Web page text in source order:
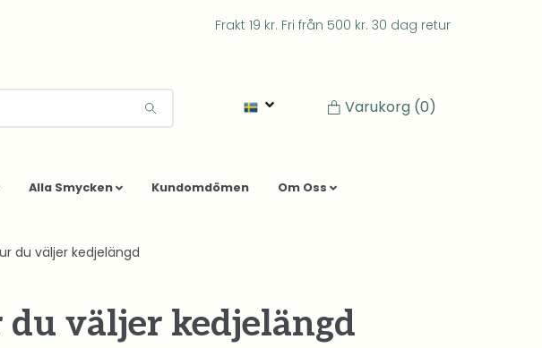
Frakt 19 kr. Fri från 500 kr. 30 dag retur
Varukorg (0)
Alla Smycken Kundomdömen Om Oss
du väljer kedjelängd
väljer kedjelängd